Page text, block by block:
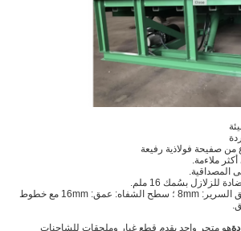
من صفيحة فولاذية رفيعة
ملاءمة.
المصداقية.
للزلازل بسُمك 16 ملم.
قدرة السعة: 12T ؛ عمق السرير: 8mm ؛ سطح الشفاه: عمق: 16mm مع خطوط
هو متجر واحد يقدم قطع غيار وملحقات للشاحنات